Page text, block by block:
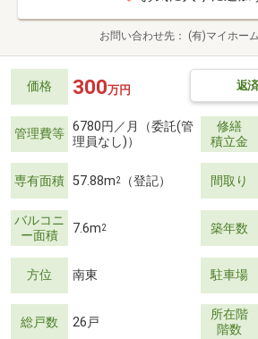
お問い合わせ先 (有)マイホー
価格 返
300万円
管理費等 6780円／月（委託(管
理員なし)）
修繕
積立金
専有面積 57.88m2 （登記） 間取り
バルコニ
ー面積
7.6m2 築年数
方位 南東 駐車場
総戸数 26戸
所在階
階数